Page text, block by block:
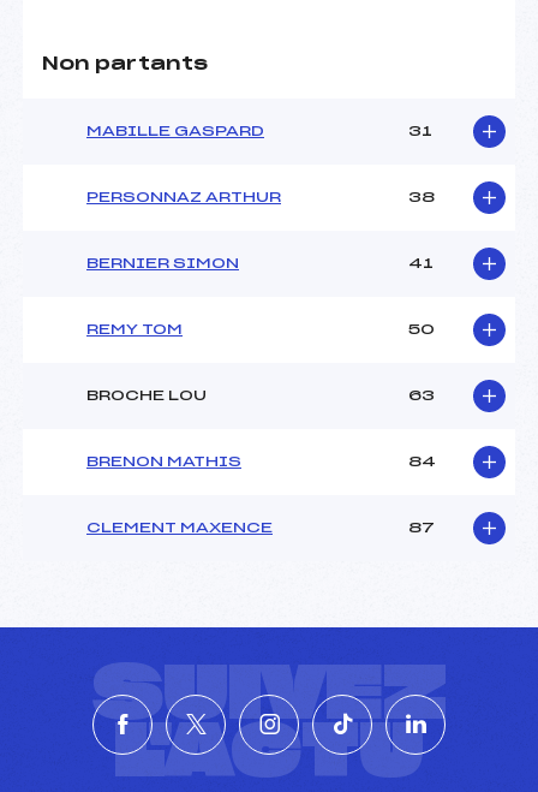
Non partants
MABILLE GASPARD 31
PERSONNAZ ARTHUR 38
BERNIER SIMON 41
REMY TOM 50
BROCHE LOU 63
BRENON MATHIS 84
CLEMENT MAXENCE 87
SUIVEZ
L'ACTU